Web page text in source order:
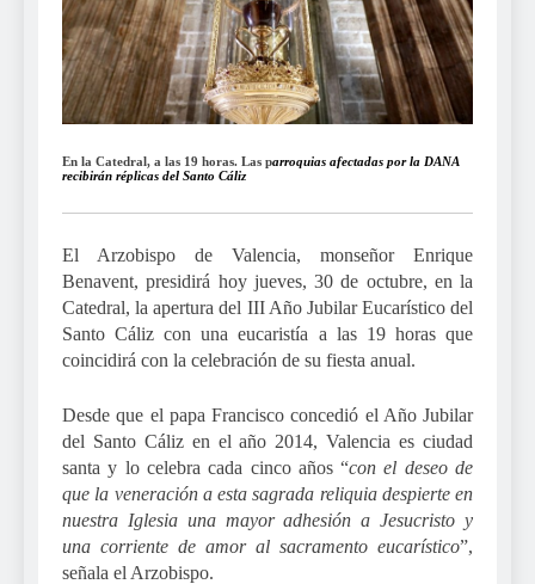
En la Catedral, a las 19 horas. Las parroquias afectadas por la DANA
recibirán réplicas del Santo Cáliz
El Arzobispo de Valencia, monseñor Enrique
Benavent, presidirá hoy jueves, 30 de octubre, en la
Catedral, la apertura del III Año Jubilar Eucarístico del
Santo Cáliz con una eucaristía a las 19 horas que
coincidirá con la celebración de su fiesta anual.
Desde que el papa Francisco concedió el Año Jubilar
del Santo Cáliz en el año 2014, Valencia es ciudad
santa y lo celebra cada cinco años “con el deseo de
que la veneración a esta sagrada reliquia despierte en
nuestra Iglesia una mayor adhesión a Jesucristo y
una corriente de amor al sacramento eucarístico”,
señala el Arzobispo.